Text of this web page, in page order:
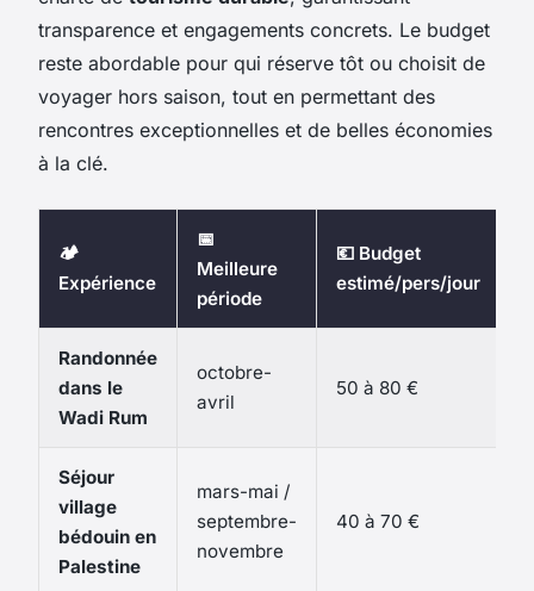
transparence et engagements concrets. Le budget
reste abordable pour qui réserve tôt ou choisit de
voyager hors saison, tout en permettant des
rencontres exceptionnelles et de belles économies
à la clé.
🏕️
Expérience
📅
Meilleure
période
💶 Budget
estimé/pers/jour
Randonnée
dans le
Wadi Rum
octobre-
avril
50 à 80 €
Séjour
village
bédouin en
Palestine
mars-mai /
septembre-
novembre
40 à 70 €